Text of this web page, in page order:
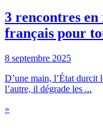
3 rencontres
français pour
8 septembre 2025
D’une main, l’État durcit
l’autre, il dégrade les ...
»